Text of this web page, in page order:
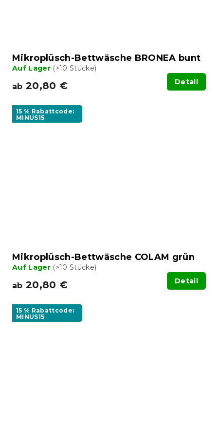
Mikroplüsch-Bettwäsche BRONEA bunt
Auf Lager (>10 Stücke)
ab 20,80 € Detail
15 % Rabattcode:
MINUS15
Mikroplüsch-Bettwäsche COLAM grün
Auf Lager (>10 Stücke)
ab 20,80 € Detail
15 % Rabattcode:
MINUS15